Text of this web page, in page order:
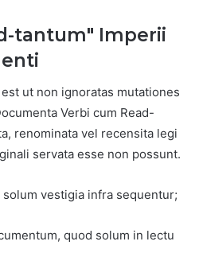
tantum" Imperii
ut non ignoratas mutationes
Verbi cum Read-
renominata vel recensita legi
servata esse non possunt.
vestigia infra sequentur;
quod solum in lectu